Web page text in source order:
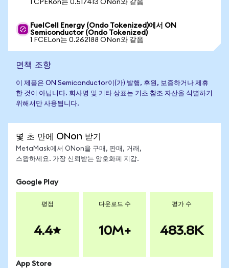
1 CPERon는 0.517413 ONon와 같음
FuelCell Energy (Ondo Tokenized)에서 ON
Semiconductor (Ondo Tokenized)
1 FCELon는 0.262188 ONon와 같음
면책 조항
이 제품은 ON Semiconductor이(가) 발행, 후원, 보증하거나 제휴
한 것이 아닙니다. 회사명 및 기타 상표는 기초 참조 자산을 식별하기
위해서만 사용됩니다.
몇 초 만에 ONon 받기
MetaMask에서 ONon을 구매, 판매, 거래,
스왑하세요. 가장 신뢰받는 암호화폐 지갑.
Google Play
평점
4.4
다운로드 수
10M+
평가 수
483.8K
App Store